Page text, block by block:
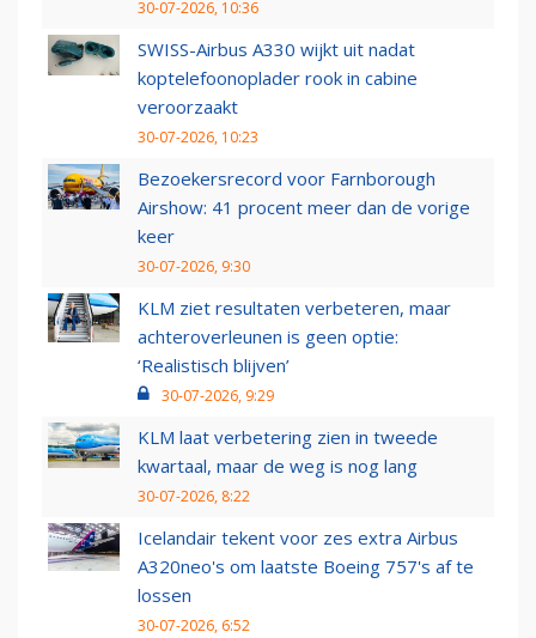
30-07-2026, 10:36
SWISS-Airbus A330 wijkt uit nadat
koptelefoonoplader rook in cabine
veroorzaakt
30-07-2026, 10:23
Bezoekersrecord voor Farnborough
Airshow: 41 procent meer dan de vorige
keer
30-07-2026, 9:30
KLM ziet resultaten verbeteren, maar
achteroverleunen is geen optie:
‘Realistisch blijven’
30-07-2026, 9:29
KLM laat verbetering zien in tweede
kwartaal, maar de weg is nog lang
30-07-2026, 8:22
Icelandair tekent voor zes extra Airbus
A320neo's om laatste Boeing 757's af te
lossen
30-07-2026, 6:52